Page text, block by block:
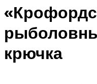
крючка